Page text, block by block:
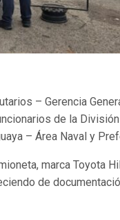
– Gerencia
de la
– Área Naval y
marca Toyota
de